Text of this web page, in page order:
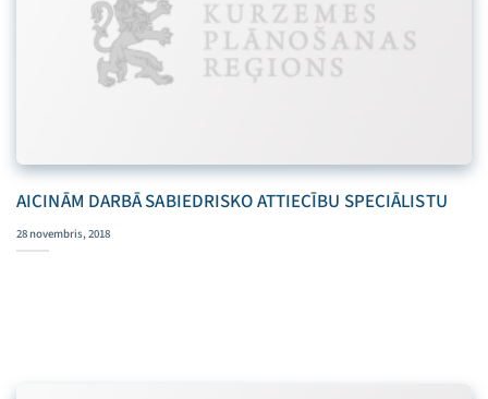
AICINĀM DARBĀ SABIEDRISKO ATTIECĪBU SPECIĀLISTU
28 novembris, 2018